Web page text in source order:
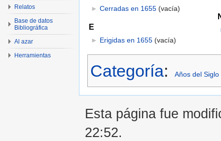
► Cerradas en 1655‎ (vacía)
E
► Erigidas en 1655‎ (vacía)
Categoría: Años del Siglo
Relatos
Base de datos
Bibliográfica
Al azar
Herramientas
Esta página fue
22:52.